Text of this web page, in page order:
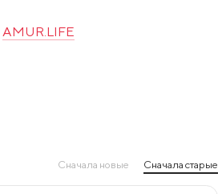
AMUR.LIFE
Сначала новые Сначала старые